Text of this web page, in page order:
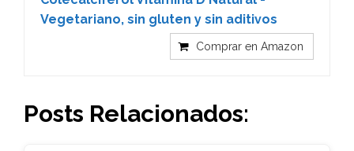
Vegetariano, sin gluten y sin aditivos
Comprar en Amazon
Posts Relacionados: